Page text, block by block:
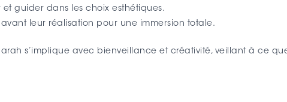
guider dans les choix esthétiques.
leur réalisation pour une immersion totale.
s’implique avec bienveillance et créativité, veillant à ce